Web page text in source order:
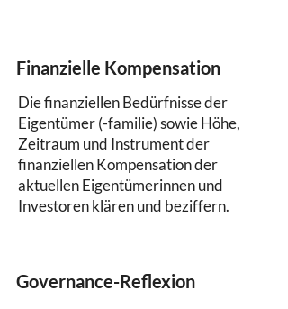
Finanzielle Kompensation
Die finanziellen Bedürfnisse der
Eigentümer (-familie) sowie Höhe,
Zeitraum und Instrument der
finanziellen Kompensation der
aktuellen Eigentümerinnen und
Investoren klären und beziffern.
Governance-Reflexion